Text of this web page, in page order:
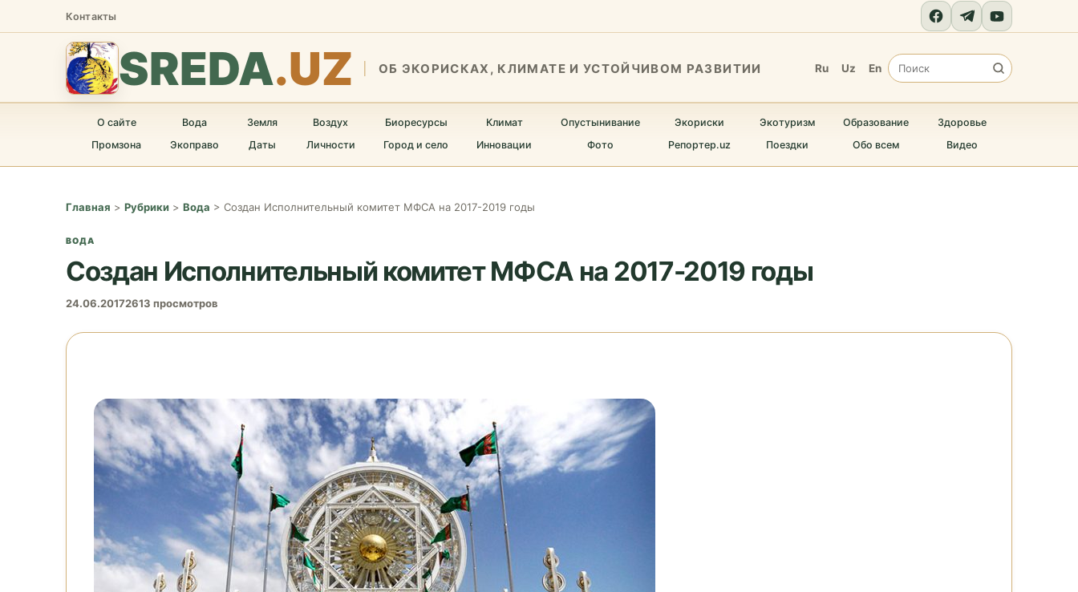
Контакты
SREDA.UZ ОБ ЭКОРИСКАХ, КЛИМАТЕ И УСТОЙЧИВОМ РАЗВИТИИ Ru Uz En
О сайте Вода Земля Воздух Биоресурсы Климат Опустынивание Экориски Экотуризм Образование
Здоровье
Промзона
Экоправо Даты Личности Город и село Инновации Фото Репортер.uz Поездки Обо всем Видео
Главная > Рубрики > Вода > Создан Исполнительный комитет МФСА на 2017-2019 годы
ВОДА
Создан Исполнительный комитет МФСА на 2017-2019 годы
24.06.20172613 просмотров